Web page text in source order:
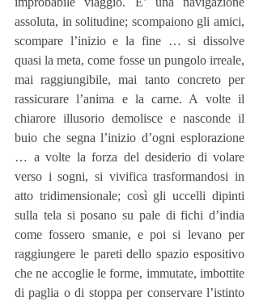
assoluta, in solitudine; scompaiono gli amici,
scompare l’inizio e la fine … si dissolve
quasi la meta, come fosse un pungolo irreale,
mai raggiungibile, mai tanto concreto per
rassicurare l’anima e la carne. A volte il
chiarore illusorio demolisce e nasconde il
buio che segna l’inizio d’ogni esplorazione
… a volte la forza del desiderio di volare
verso i sogni, si vivifica trasformandosi in
atto tridimensionale; così gli uccelli dipinti
sulla tela si posano su pale di fichi d’india
come fossero smanie, e poi si levano per
raggiungere le pareti dello spazio espositivo
che ne accoglie le forme, immutate, imbottite
di paglia o di stoppa per conservare l’istinto